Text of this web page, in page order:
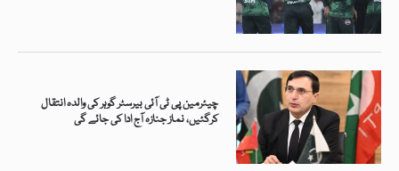
چیئرمین پی ٹی آئی بیرسٹر گوہر کی والدہ انتقال
کرگئیں، نماز جنازہ آج ادا کی جائے گی